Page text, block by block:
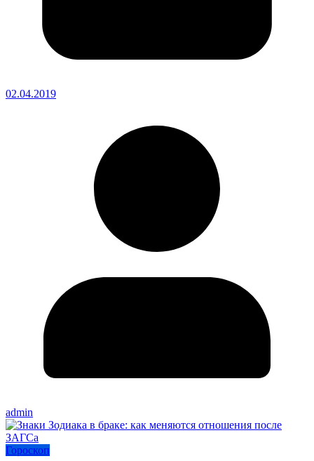
02.04.2019
admin
Гороскоп